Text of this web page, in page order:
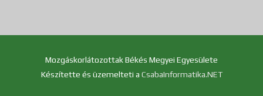
Mozgáskorlátozottak Békés Megyei Egyesülete
Készítette és üzemelteti a CsabaInformatika.NET